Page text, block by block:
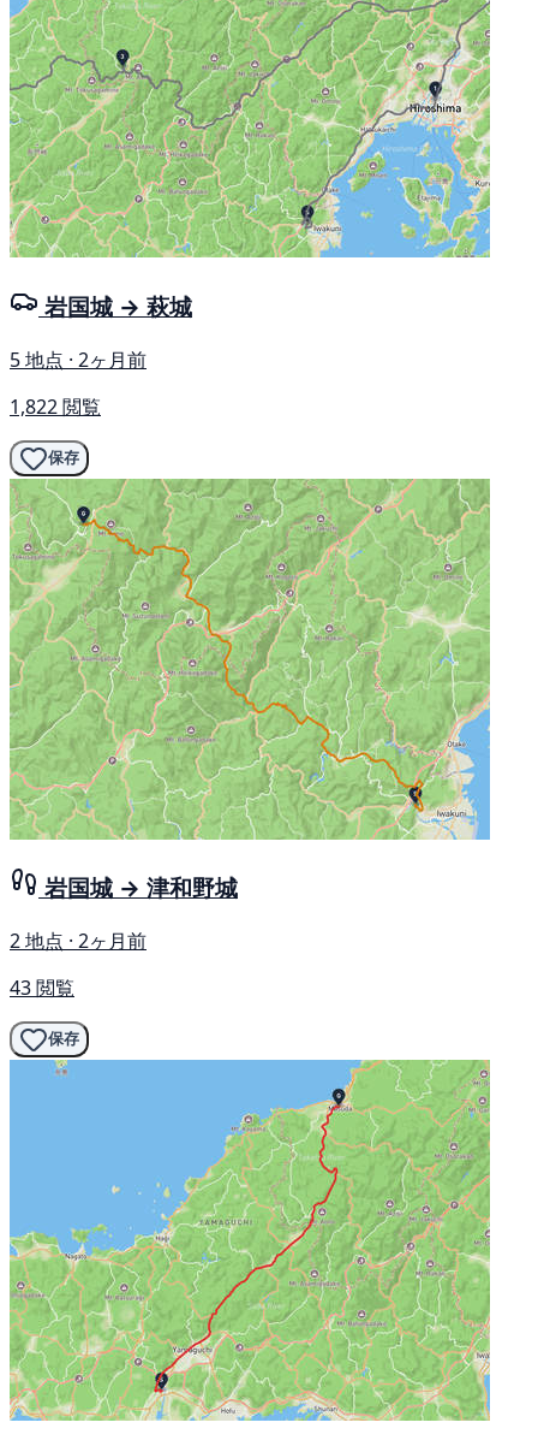
岩国城 → 萩城
5 地点 · 2ヶ月前
1,822 閲覧
保存
岩国城 → 津和野城
2 地点 · 2ヶ月前
43 閲覧
保存